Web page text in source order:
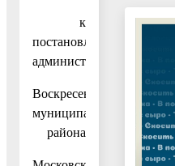
к
постановлению
администрации
Воскресенского
муниципального
района